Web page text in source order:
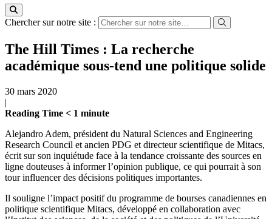
Chercher sur notre site :
The Hill Times : La recherche
académique sous-tend une politique solide
30 mars 2020
|
Reading Time < 1 minute
Alejandro Adem, président du Natural Sciences and Engineering
Research Council et ancien PDG et directeur scientifique de Mitacs,
écrit sur son inquiétude face à la tendance croissante des sources en
ligne douteuses à informer l’opinion publique, ce qui pourrait à son
tour influencer des décisions politiques importantes.
Il souligne l’impact positif du programme de bourses canadiennes en
politique scientifique Mitacs, développé en collaboration avec